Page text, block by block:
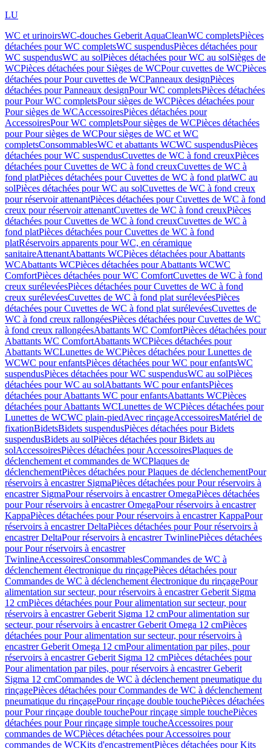
LU
WC et urinoirsWC-douches Geberit AquaCleanWC completsPièces
détachées pour WC completsWC suspendusPièces détachées pour
WC suspendusWC au solPièces détachées pour WC au solSièges de
WCPièces détachées pour Sièges de WCPour cuvettes de WCPièces
détachées pour Pour cuvettes de WCPanneaux designPièces
détachées pour Panneaux designPour WC completsPièces détachées
pour Pour WC completsPour sièges de WCPièces détachées pour
Pour sièges de WCAccessoiresPièces détachées pour
AccessoiresPour WC completsPour sièges de WCPièces détachées
pour Pour sièges de WCPour sièges de WC et WC
completsConsommablesWC et abattants WCWC suspendusPièces
détachées pour WC suspendusCuvettes de WC à fond creuxPièces
détachées pour Cuvettes de WC à fond creuxCuvettes de WC à
fond platPièces détachées pour Cuvettes de WC à fond platWC au
solPièces détachées pour WC au solCuvettes de WC à fond creux
pour réservoir attenantPièces détachées pour Cuvettes de WC à fond
creux pour réservoir attenantCuvettes de WC à fond creuxPièces
détachées pour Cuvettes de WC à fond creuxCuvettes de WC à
fond platPièces détachées pour Cuvettes de WC à fond
platRéservoirs apparents pour WC, en céramique
sanitaireAttenantAbattants WCPièces détachées pour Abattants
WCAbattants WCPièces détachées pour Abattants WCWC
ComfortPièces détachées pour WC ComfortCuvettes de WC à fond
creux surélevéesPièces détachées pour Cuvettes de WC à fond
creux surélevéesCuvettes de WC à fond plat surélevéesPièces
détachées pour Cuvettes de WC à fond plat surélevéesCuvettes de
WC à fond creux rallongéesPièces détachées pour Cuvettes de WC
à fond creux rallongéesAbattants WC ComfortPièces détachées pour
Abattants WC ComfortAbattants WCPièces détachées pour
Abattants WCLunettes de WCPièces détachées pour Lunettes de
WCWC pour enfantsPièces détachées pour WC pour enfantsWC
suspendusPièces détachées pour WC suspendusWC au solPièces
détachées pour WC au solAbattants WC pour enfantsPièces
détachées pour Abattants WC pour enfantsAbattants WCPièces
détachées pour Abattants WCLunettes de WCPièces détachées pour
Lunettes de WCWC plain-piedAvec rinçageAccessoiresMatériel de
fixationBidetsBidets suspendusPièces détachées pour Bidets
suspendusBidets au solPièces détachées pour Bidets au
solAccessoiresPièces détachées pour AccessoiresPlaques de
déclenchement et commandes de WCPlaques de
déclenchementPièces détachées pour Plaques de déclenchementPour
réservoirs à encastrer SigmaPièces détachées pour Pour réservoirs à
encastrer SigmaPour réservoirs à encastrer OmegaPièces détachées
pour Pour réservoirs à encastrer OmegaPour réservoirs à encastrer
KappaPièces détachées pour Pour réservoirs à encastrer KappaPour
réservoirs à encastrer DeltaPièces détachées pour Pour réservoirs à
encastrer DeltaPour réservoirs à encastrer TwinlinePièces détachées
pour Pour réservoirs à encastrer
TwinlineAccessoiresConsommablesCommandes de WC à
déclenchement électronique du rinçagePièces détachées pour
Commandes de WC à déclenchement électronique du rinçagePour
alimentation sur secteur, pour réservoirs à encastrer Geberit Sigma
12 cmPièces détachées pour Pour alimentation sur secteur, pour
réservoirs à encastrer Geberit Sigma 12 cmPour alimentation sur
secteur, pour réservoirs à encastrer Geberit Omega 12 cmPièces
détachées pour Pour alimentation sur secteur, pour réservoirs à
encastrer Geberit Omega 12 cmPour alimentation par piles, pour
réservoirs à encastrer Geberit Sigma 12 cmPièces détachées pour
Pour alimentation par piles, pour réservoirs à encastrer Geberit
Sigma 12 cmCommandes de WC à déclenchement pneumatique du
rinçagePièces détachées pour Commandes de WC à déclenchement
pneumatique du rinçagePour rinçage double touchePièces détachées
pour Pour rinçage double touchePour rinçage simple touchePièces
détachées pour Pour rinçage simple toucheAccessoires pour
commandes de WCPièces détachées pour Accessoires pour
commandes de WCKits d'encastrementPièces détachées pour Kits